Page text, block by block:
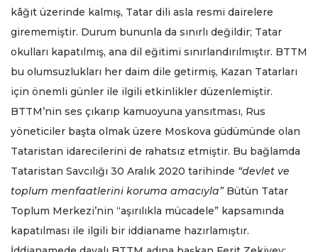
kâğıt üzerinde kalmış, Tatar dili asla resmi dairelere
girememiştir. Durum bununla da sınırlı değildir; Tatar
okulları kapatılmış, ana dil eğitimi sınırlandırılmıştır. BTTM
bu olumsuzlukları her daim dile getirmiş, Kazan Tatarları
için önemli günler ile ilgili etkinlikler düzenlemiştir.
BTTM’nin ses çıkarıp kamuoyuna yansıtması, Rus
yöneticiler başta olmak üzere Moskova güdümünde olan
Tataristan idarecilerini de rahatsız etmiştir. Bu bağlamda
Tataristan Savcılığı 30 Aralık 2020 tarihinde “devlet ve
toplum menfaatlerini koruma amacıyla”Bütün Tatar
Toplum Merkezi’nin “aşırılıkla mücadele” kapsamında
kapatılması ile ilgili bir iddianame hazırlamıştır.